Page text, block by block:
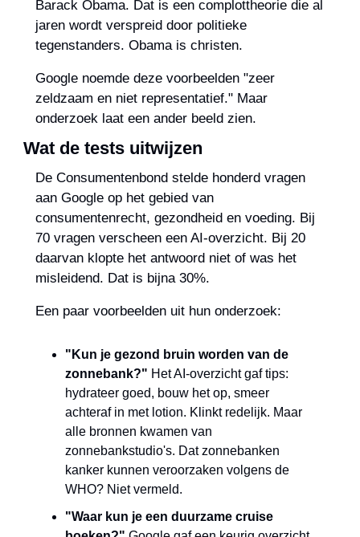
Barack Obama. Dat is een complottheorie die al
jaren wordt verspreid door politieke
tegenstanders. Obama is christen.
Google noemde deze voorbeelden "zeer
zeldzaam en niet representatief." Maar
onderzoek laat een ander beeld zien.
Wat de tests uitwijzen
De Consumentenbond stelde honderd vragen
aan Google op het gebied van
consumentenrecht, gezondheid en voeding. Bij
70 vragen verscheen een AI-overzicht. Bij 20
daarvan klopte het antwoord niet of was het
misleidend. Dat is bijna 30%.
Een paar voorbeelden uit hun onderzoek:
"Kun je gezond bruin worden van de
zonnebank?" Het AI-overzicht gaf tips:
hydrateer goed, bouw het op, smeer
achteraf in met lotion. Klinkt redelijk. Maar
alle bronnen kwamen van
zonnebankstudio's. Dat zonnebanken
kanker kunnen veroorzaken volgens de
WHO? Niet vermeld.
"Waar kun je een duurzame cruise